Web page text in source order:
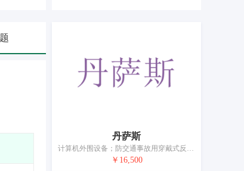
丹萨斯
计算机外围设备；防交通事故用穿戴式反射用品；网络通信设备；测量器械和仪器；望远镜；灭火设备；个人用防事故装置；电子防盗装置；眼镜；电池
￥16,500